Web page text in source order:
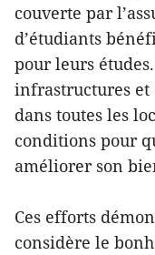
couverte par
d’étudiants
pour leurs
infrastructures et
dans toutes les
conditions pour
améliorer son
Ces efforts
considère le